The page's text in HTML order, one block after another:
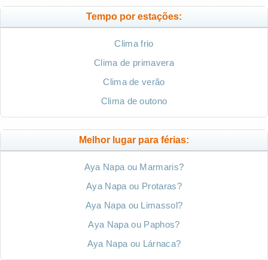
Tempo por estações:
Clima frio
Clima de primavera
Clima de verão
Clima de outono
Melhor lugar para férias:
Aya Napa ou Marmaris?
Aya Napa ou Protaras?
Aya Napa ou Limassol?
Aya Napa ou Paphos?
Aya Napa ou Lárnaca?